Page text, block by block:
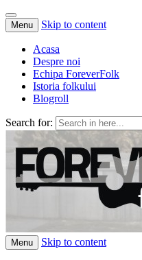
Menu Skip to content
Acasa
Despre noi
Echipa ForeverFolk
Istoria folkului
Blogroll
Search for:
ForeverFolk
Muzica sufletului tau
Menu Skip to content